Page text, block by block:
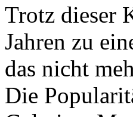
Trotz dieser
Jahren zu
das nicht
Die